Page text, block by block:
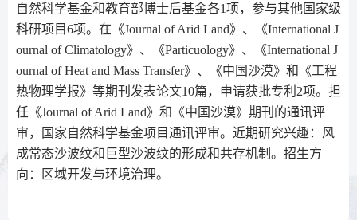
自然科学基金和教育部博士后基金各1项，参与其他国家级
科研项目6项。在《Journal of Arid Land》、《International J
ournal of Climatology》、《Particuology》、《International J
ournal of Heat and Mass Transfer》、《中国沙漠》和《工程
热物理学报》等期刊发表论文10篇，申请获批专利2项。担
任《Journal of Arid Land》和《中国沙漠》期刊的通讯评
审，国家自然科学基金项目通讯评审。近期研究兴趣：风
成常态沙波纹和巨型沙波纹的形成和共存机制。招生方
向：区域开发与环境治理。